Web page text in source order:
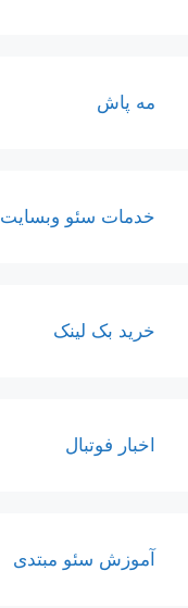
مه پاش
خدمات سئو وبسایت
خرید بک لینک
اخبار فوتبال
آموزش سئو مبتدی